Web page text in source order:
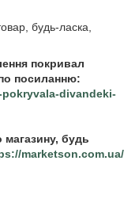
будь-ласка,
покривал
посиланню:
divandeki-
будь
marketson.com.ua/